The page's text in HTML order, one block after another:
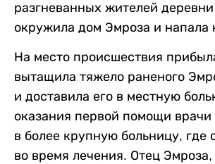
разгневанных жителей деревни
окружила дом Эмроза и напала
На место происшествия
вытащила тяжело раненого
и доставила его в местную
оказания первой помощи врачи
в более крупную больницу, где
во время лечения. Отец